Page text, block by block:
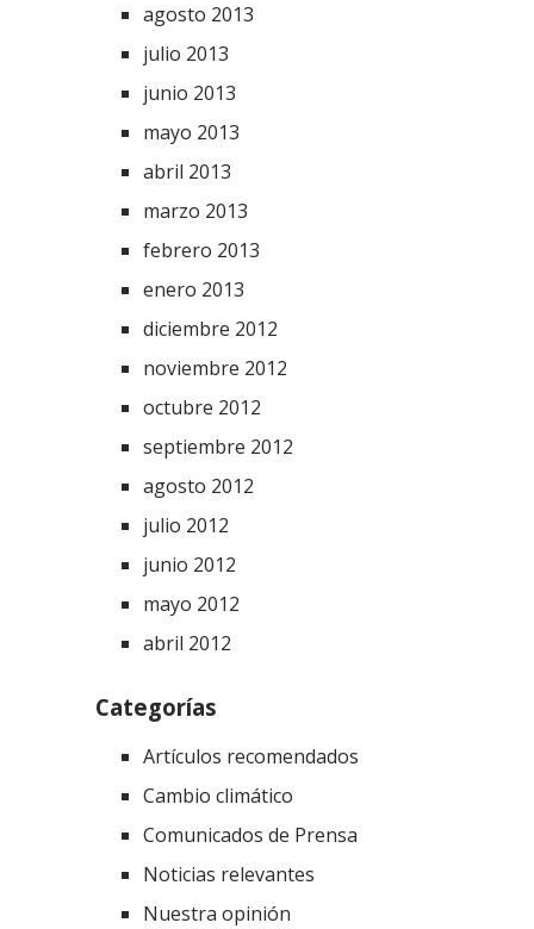
agosto 2013
julio 2013
junio 2013
mayo 2013
abril 2013
marzo 2013
febrero 2013
enero 2013
diciembre 2012
noviembre 2012
octubre 2012
septiembre 2012
agosto 2012
julio 2012
junio 2012
mayo 2012
abril 2012
Categorías
Artículos recomendados
Cambio climático
Comunicados de Prensa
Noticias relevantes
Nuestra opinión